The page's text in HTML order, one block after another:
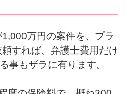
万円の案件を、プラ
すれば、弁護士費用だけ
事もザラに有ります。